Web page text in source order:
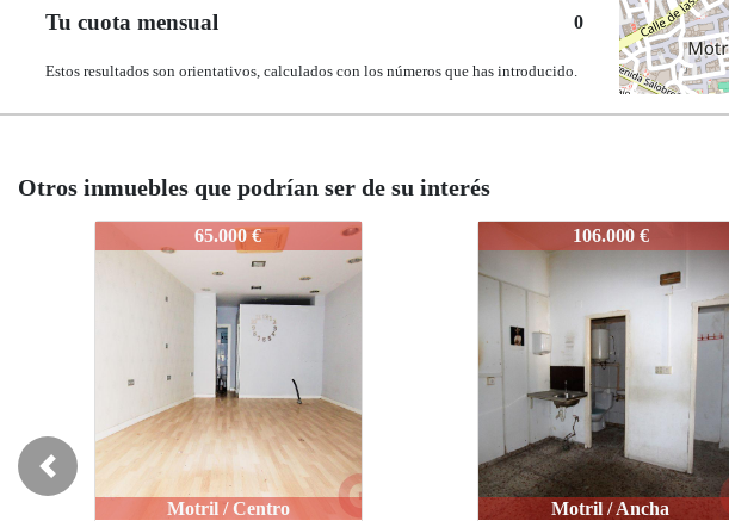
Tu cuota mensual 0
Estos resultados son orientativos, calculados con los números que has introducido.
Otros inmuebles que podrían ser de su interés
106.000 €
Motril / Ancha
L877 61.000 €
Vélez de Benaudalla / Centro
Previous